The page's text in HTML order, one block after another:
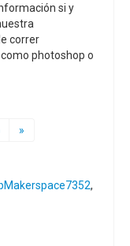
si y
correr
photoshop o
»
,